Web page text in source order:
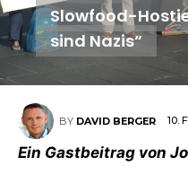
Slowfood-
sind Nazis“
BY DAVID BERGER 10.
Ein Gastbeitrag von